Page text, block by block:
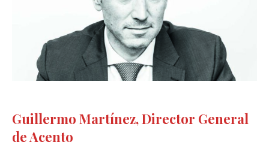
Guillermo Martínez, Director General
de Acento